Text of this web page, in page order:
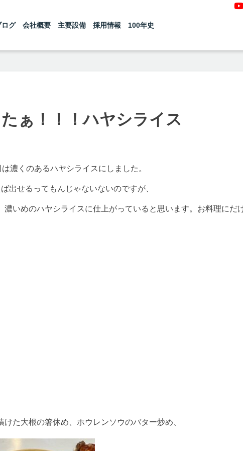
ログ 会社概要 主要設備 採用情報 100年史
ぁ！！！ハヤシライス
濃くのあるハヤシライスにしました。
出せるってもんじゃないないのですが、
いめのハヤシライスに仕上がっていると思います。お料理にだ
た大根の箸休め、ホウレンソウのバター炒め、